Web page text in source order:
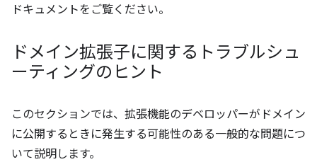
ドキュメントをご覧ください。
ドメイン拡張子に関するトラブルシュ
ーティングのヒント
このセクションでは、拡張機能のデベロッパーがドメイン
に公開するときに発生する可能性のある一般的な問題につ
いて説明します。